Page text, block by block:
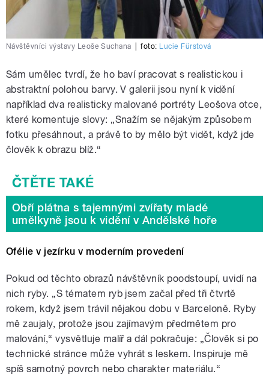
Návštěvníci výstavy Leoše Suchana foto: Lucie Fürstová
Sám umělec tvrdí, že ho baví pracovat s realistickou i
abstraktní polohou barvy. V galerii jsou nyní k vidění
například dva realisticky malované portréty Leošova otce,
které komentuje slovy: „Snažím se nějakým způsobem
fotku přesáhnout, a právě to by mělo být vidět, když jde
člověk k obrazu blíž.“
Obří plátna s tajemnými zvířaty mladé
umělkyně jsou k vidění v Andělské hoře
Ofélie v jezírku v moderním provedení
Pokud od těchto obrazů návštěvník poodstoupí, uvidí na
nich ryby. „S tématem ryb jsem začal před tři čtvrtě
rokem, když jsem trávil nějakou dobu v Barceloně. Ryby
mě zaujaly, protože jsou zajímavým předmětem pro
malování,“ vysvětluje malíř a dál pokračuje: „Člověk si po
technické stránce může vyhrát s leskem. Inspiruje mě
spíš samotný povrch nebo charakter materiálu.“